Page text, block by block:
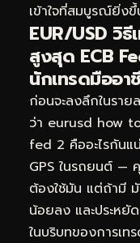
เข้าใจที่สมบูรณ์ยิ่งขึ้
EUR/USD วิ
สูงสุด ECB
นักเทรดมืออ
ก่อนจะลงลึกในราย
ว่า eurusd how
fed 2 คืออะไรกันแ
GPS ในรถยนต์ —
ต้องใช้มัน แต่ถ้ามี
น้อยลง และประหยั
ในบริบทของการเ